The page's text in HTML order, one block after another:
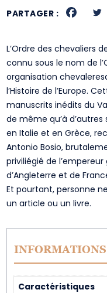
PARTAGER :
L’Ordre des chevaliers
connu sous le nom de
organisation
l’Histoire de l’Europe.
manuscrits inédits du
de même qu’à
en Italie et en Grèce,
Antonio Bosio,
priviliégié de
d’Angleterre et de
Et pourtant, personne
un article ou un livre.
Caractéristiques